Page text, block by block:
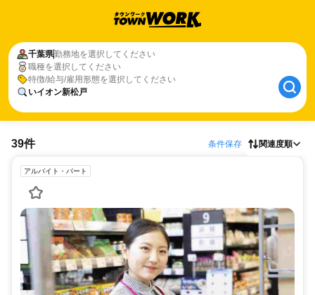
千葉県勤務地を選択してください
職種を選択してください
特徴/給与/雇用形態を選択してください
いイオン新松戸
39件 条件保存 関連度順
アルバイト・パート